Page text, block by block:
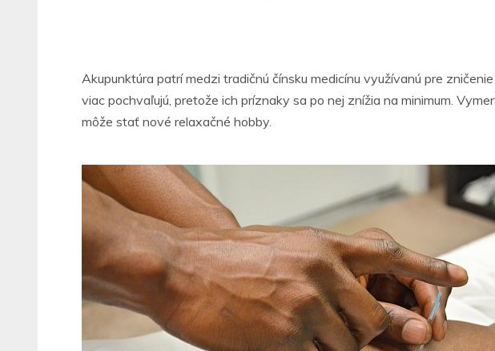
Akupunktúra patrí medzi tradičnú čínsku medicínu využívanú pre
viac pochvaľujú, pretože ich príznaky sa po nej znížia na minimum.
môže stať nové relaxačné hobby.